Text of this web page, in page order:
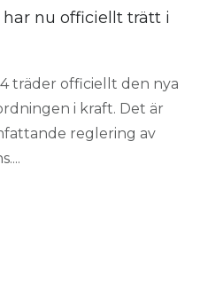
nu officiellt trätt i
träder officiellt den nya
i kraft. Det är
reglering av